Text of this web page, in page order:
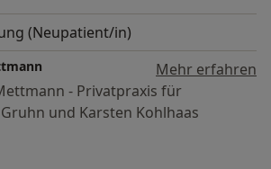
(Neupatient/in)
Mehr erfahren
- Privatpraxis für
und Karsten Kohlhaas